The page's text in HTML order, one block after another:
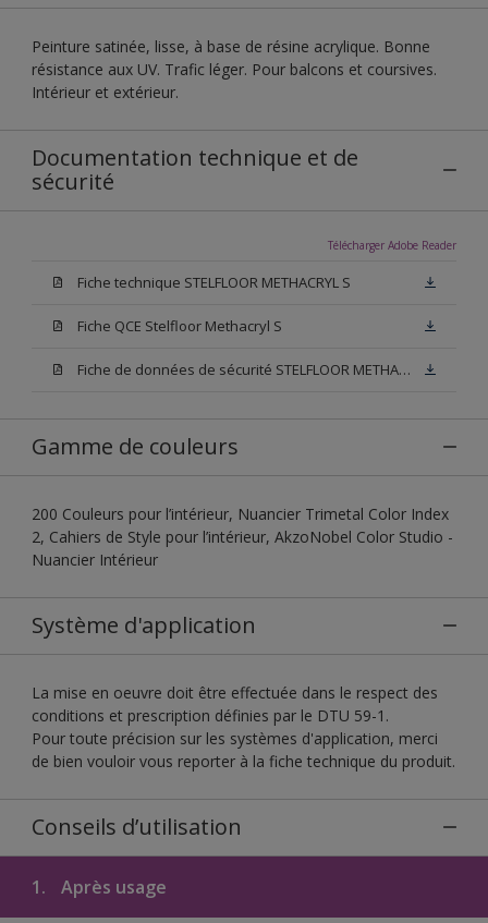
Peinture satinée, lisse, à base de résine acrylique. Bonne
résistance aux UV. Trafic léger. Pour balcons et coursives.
Intérieur et extérieur.
Documentation technique et de
sécurité
Télécharger Adobe Reader
Fiche technique STELFLOOR METHACRYL S
Fiche QCE Stelfloor Methacryl S
Fiche de données de sécurité STELFLOOR METHACRYL S
Gamme de couleurs
200 Couleurs pour l’intérieur, Nuancier Trimetal Color Index
2, Cahiers de Style pour l’intérieur, AkzoNobel Color Studio -
Nuancier Intérieur
Système d'application
La mise en oeuvre doit être effectuée dans le respect des
conditions et prescription définies par le DTU 59-1.
Pour toute précision sur les systèmes d'application, merci
de bien vouloir vous reporter à la fiche technique du produit.
Conseils d’utilisation
1. Après usage